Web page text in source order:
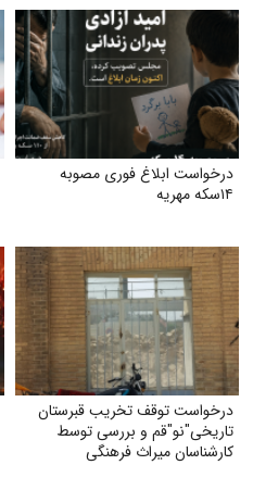
درخواست ابلاغ فوری مصوبه
۱۴سکه مهریه
درخواست توقف تخریب قبرستان
تاریخی"نو"قم و بررسی توسط
کارشناسان میراث فرهنگی